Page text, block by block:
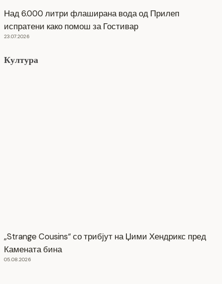
Над 6.000 литри флаширана вода од Прилеп
испратени како помош за Гостивар
23.07.2026
Култура
„Strange Cousins“ со трибјут на Џими Хендрикс пред
Камената бина
05.08.2026